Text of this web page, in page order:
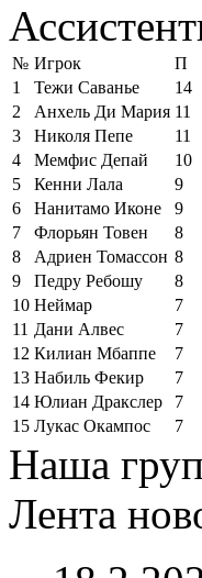
№ Игрок
П
1
Тежи Саванье
14
2
Анхель Ди Мария 11
3
Николя Пепе
11
4
Мемфис Депай
10
5
Кенни Лала
9
6
Нанитамо Иконе
9
7
Флорьян Товен
8
8
Адриен Томассон 8
9
Педру Ребошу
8
10 Неймар
7
11 Дани Алвес
7
12 Килиан Мбаппе
7
13 Набиль Фекир
7
14 Юлиан Дракслер
7
15 Лукас Окампос 7
Наша
Лента